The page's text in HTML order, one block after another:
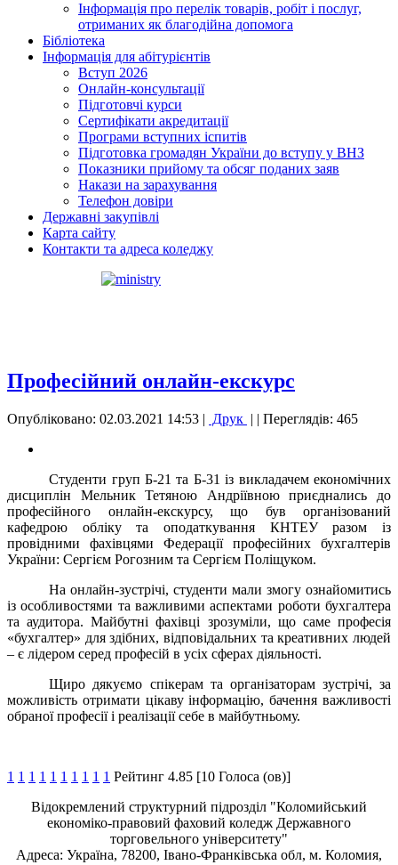
Інформація про перелік товарів, робіт і послуг,
отриманих як благодійна допомога
Бібліотека
Інформація для абітурієнтів
Вступ 2026
Онлайн-консультації
Підготовчі курси
Сертифікати акредитації
Програми вступних іспитів
Підготовка громадян України до вступу у ВНЗ
Показники прийому та обсяг поданих заяв
Накази на зарахування
Телефон довіри
Державні закупівлі
Карта сайту
Контакти та адреса коледжу
Професійний онлайн-екскурс
Опубліковано: 02.03.2021 14:53 | Друк | | Переглядів: 465
Студенти груп Б-21 та Б-31 із викладачем економічних
дисциплін Мельник Тетяною Андріївною приєднались до
професійного онлайн-екскурсу, що був організований
кафедрою обліку та оподаткування КНТЕУ разом із
провідними фахівцями Федерації професійних бухгалтерів
України: Сергієм Рогозним та Сергієм Поліщуком.
На онлайн-зустрічі, студенти мали змогу ознайомитись
із особливостями та важливими аспектами роботи бухгалтера
та аудитора. Майбутні фахівці зрозуміли, що саме професія
«бухгалтер» для здібних, відповідальних та креативних людей
– є лідером серед професій в усіх сферах діяльності.
Щиро дякуємо спікерам та організаторам зустрічі, за
можливість отримати цікаву інформацію, бачення важливості
обраної професії і реалізації себе в майбутньому.
1 1 1 1 1 1 1 1 1 1 Рейтинг 4.85 [10 Голоса (ов)]
Відокремлений структурний підрозділ "Коломийський
економіко-правовий фаховий коледж Державного
торговельного університету"
Адреса: Україна, 78200, Івано-Франківська обл, м. Коломия,